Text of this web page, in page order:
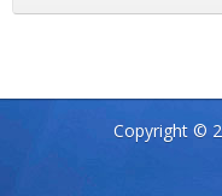
Copyright ©